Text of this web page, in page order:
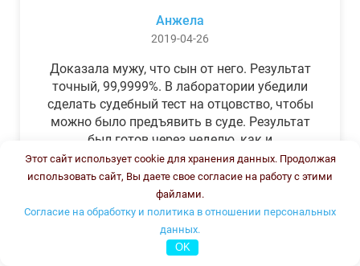
Анжела
2019-04-26
Доказала мужу, что сын от него. Результат
точный, 99,9999%. В лаборатории убедили
сделать судебный тест на отцовство, чтобы
можно было предъявить в суде. Результат
был готов через неделю, как и
обещали.Теперь муж бегает и извиняется.
Этот сайт использует cookie для хранения данных. Продолжая
использовать сайт, Вы даете свое согласие на работу с этими
файлами.
Согласие на обработку и политика в отношении персональных
данных.
OK